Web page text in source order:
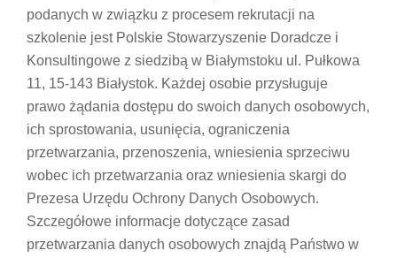
podanych w związku z procesem rekrutacji na
szkolenie jest Polskie Stowarzyszenie Doradcze i
Konsultingowe z siedzibą w Białymstoku ul. Pułkowa
11, 15-143 Białystok. Każdej osobie przysługuje
prawo żądania dostępu do swoich danych osobowych,
ich sprostowania, usunięcia, ograniczenia
przetwarzania, przenoszenia, wniesienia sprzeciwu
wobec ich przetwarzania oraz wniesienia skargi do
Prezesa Urzędu Ochrony Danych Osobowych.
Szczegółowe informacje dotyczące zasad
przetwarzania danych osobowych znajdą Państwo w